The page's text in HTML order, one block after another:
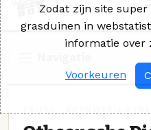
Zodat zijn site
grasduinen in
informatie over
Voorkeuren